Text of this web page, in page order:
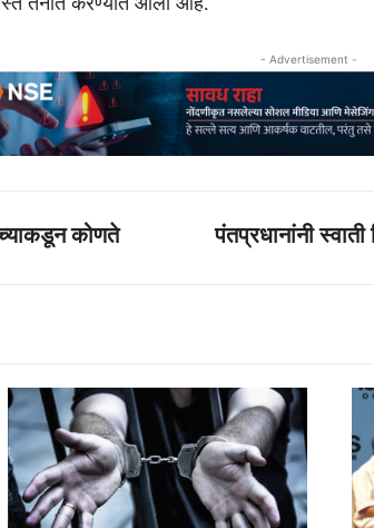
- Advertisement -
कोणते
पंतप्रधानांनी